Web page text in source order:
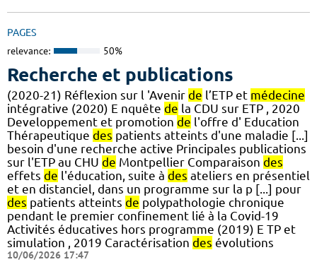
PAGES
relevance: 50%
Recherche et publications
(2020-21) Réflexion sur l 'Avenir de l’ETP et médecine
intégrative (2020) E nquête de la CDU sur ETP , 2020
Developpement et promotion de l'offre d' Education
Thérapeutique des patients atteints d'une maladie [...]
besoin d'une recherche active Principales publications
sur l'ETP au CHU de Montpellier Comparaison des
effets de l'éducation, suite à des ateliers en présentiel
et en distanciel, dans un programme sur la p [...] pour
des patients atteints de polypathologie chronique
pendant le premier confinement lié à la Covid-19
Activités éducatives hors programme (2019) E TP et
simulation , 2019 Caractérisation des évolutions
10/06/2026 17:47